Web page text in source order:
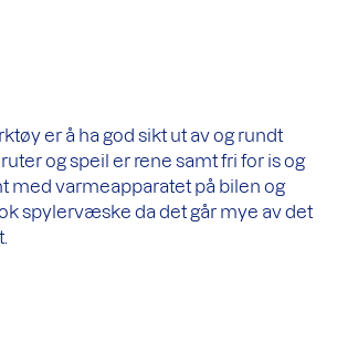
er å ha god sikt ut av og rundt
og speil er rene samt fri for is og
med varmeapparatet på bilen og
spylervæske da det går mye av det